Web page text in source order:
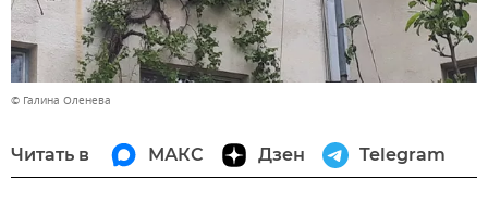
© Галина Оленева
Читать в МАКС Дзен Telegram